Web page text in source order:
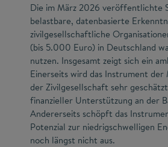
Die im März 2026 veröffentlichte
belastbare, datenbasierte
zivilgesellschaftliche
(bis 5.000 Euro) in Deutschland
nutzen. Insgesamt zeigt sich ein
Einerseits wird das Instrument
der Zivilgesellschaft sehr
finanzieller Unterstützung an der
Andererseits schöpft das
Potenzial zur niedrigschwelligen
noch längst nicht aus.